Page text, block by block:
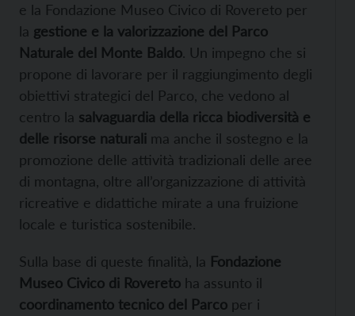
e la Fondazione Museo Civico di Rovereto per
la gestione e la valorizzazione del Parco
Naturale del Monte Baldo. Un impegno che si
propone di lavorare per il raggiungimento degli
obiettivi strategici del Parco, che vedono al
centro la salvaguardia della ricca biodiversità e
delle risorse naturali ma anche il sostegno e la
promozione delle attività tradizionali delle aree
di montagna, oltre all’organizzazione di attività
ricreative e didattiche mirate a una fruizione
locale e turistica sostenibile.
Sulla base di queste finalità, la Fondazione
Museo Civico di Rovereto ha assunto il
coordinamento tecnico del Parco per i